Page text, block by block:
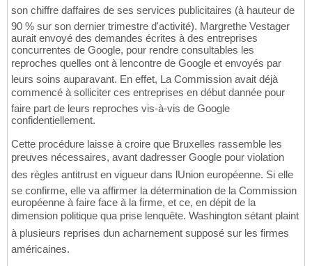
son chiffre daffaires de ses services publicitaires (à hauteur de
90 % sur son dernier trimestre d'activité). Margrethe Vestager
aurait envoyé des demandes écrites à des entreprises
concurrentes de Google, pour rendre consultables les
reproches quelles ont à lencontre de Google et envoyés par
leurs soins auparavant. En effet, La Commission avait déjà
commencé à solliciter ces entreprises en début dannée pour
faire part de leurs reproches vis-à-vis de Google
confidentiellement.
Cette procédure laisse à croire que Bruxelles rassemble les
preuves nécessaires, avant dadresser Google pour violation
des règles antitrust en vigueur dans lUnion européenne. Si elle
se confirme, elle va affirmer la détermination de la Commission
européenne à faire face à la firme, et ce, en dépit de la
dimension politique qua prise lenquête. Washington sétant plaint
à plusieurs reprises dun acharnement supposé sur les firmes
américaines.